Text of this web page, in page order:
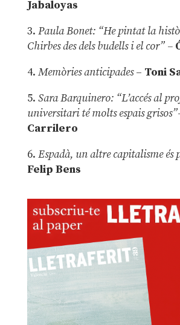
Jabaloyas
3. Paula Bonet: “He pintat la
Chirbes des dels budells i el cor” –
4. Memòries anticipades– Toni
5. Sara Barquinero: “L’accés al
universitari té molts espais grisos”
Carrilero
6. Espadà, un altre capitalisme és
Felip Bens